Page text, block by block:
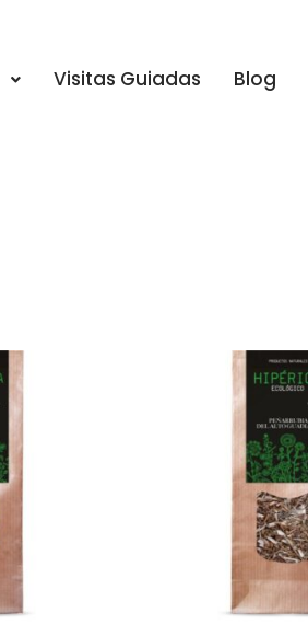
Visitas Guiadas Blog